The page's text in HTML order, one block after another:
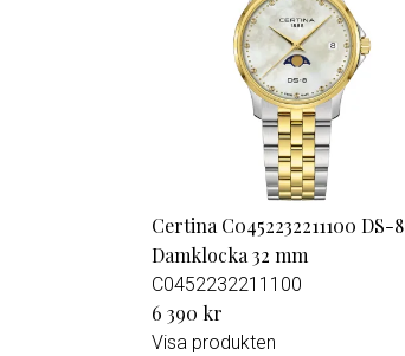
Certina C0452232211100 DS-8
Damklocka 32 mm
C0452232211100
6 390 kr
Visa produkten